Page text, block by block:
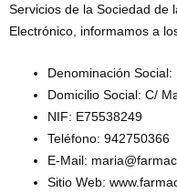
Servicios de la Sociedad de
Electrónico, informamos a
Denominación Social:
Domicilio Social: C/
NIF: E75538249
Teléfono: 942750366
E-Mail:
Sitio Web: